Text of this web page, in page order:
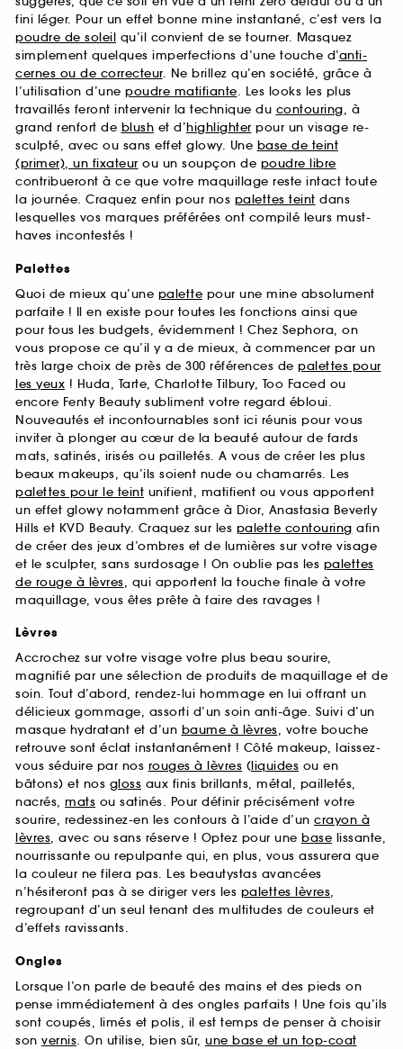
fini léger. Pour un effet bonne mine instantané, c’est vers la
poudre de soleil qu’il convient de se tourner. Masquez
simplement quelques imperfections d’une touche d’anti-
cernes ou de correcteur. Ne brillez qu’en société, grâce à
l’utilisation d’une poudre matifiante. Les looks les plus
travaillés feront intervenir la technique du contouring, à
grand renfort de blush et d’highlighter pour un visage re-
sculpté, avec ou sans effet glowy. Une base de teint
(primer), un fixateur ou un soupçon de poudre libre
contribueront à ce que votre maquillage reste intact toute
la journée. Craquez enfin pour nos palettes teint dans
lesquelles vos marques préférées ont compilé leurs must-
haves incontestés !
Palettes
Quoi de mieux qu’une palette pour une mine absolument
parfaite ! Il en existe pour toutes les fonctions ainsi que
pour tous les budgets, évidemment ! Chez Sephora, on
vous propose ce qu’il y a de mieux, à commencer par un
très large choix de près de 300 références de palettes pour
les yeux ! Huda, Tarte, Charlotte Tilbury, Too Faced ou
encore Fenty Beauty subliment votre regard ébloui.
Nouveautés et incontournables sont ici réunis pour vous
inviter à plonger au cœur de la beauté autour de fards
mats, satinés, irisés ou pailletés. A vous de créer les plus
beaux makeups, qu’ils soient nude ou chamarrés. Les
palettes pour le teint unifient, matifient ou vous apportent
un effet glowy notamment grâce à Dior, Anastasia Beverly
Hills et KVD Beauty. Craquez sur les palette contouring afin
de créer des jeux d’ombres et de lumières sur votre visage
et le sculpter, sans surdosage ! On oublie pas les palettes
de rouge à lèvres, qui apportent la touche finale à votre
maquillage, vous êtes prête à faire des ravages !
Lèvres
Accrochez sur votre visage votre plus beau sourire,
magnifié par une sélection de produits de maquillage et de
soin. Tout d’abord, rendez-lui hommage en lui offrant un
délicieux gommage, assorti d’un soin anti-âge. Suivi d’un
masque hydratant et d’un baume à lèvres, votre bouche
retrouve sont éclat instantanément ! Côté makeup, laissez-
vous séduire par nos rouges à lèvres (liquides ou en
bâtons) et nos gloss aux finis brillants, métal, pailletés,
nacrés, mats ou satinés. Pour définir précisément votre
sourire, redessinez-en les contours à l’aide d’un crayon à
lèvres, avec ou sans réserve ! Optez pour une base lissante,
nourrissante ou repulpante qui, en plus, vous assurera que
la couleur ne filera pas. Les beautystas avancées
n’hésiteront pas à se diriger vers les palettes lèvres,
regroupant d’un seul tenant des multitudes de couleurs et
d’effets ravissants.
Ongles
Lorsque l’on parle de beauté des mains et des pieds on
pense immédiatement à des ongles parfaits ! Une fois qu’ils
sont coupés, limés et polis, il est temps de penser à choisir
son vernis. On utilise, bien sûr, une base et un top-coat